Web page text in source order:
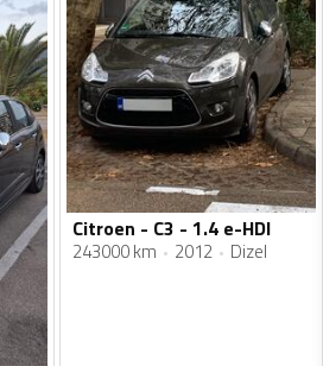
Citroen - C3 - 1.4 e-HDI
243000 km 2012 Dizel